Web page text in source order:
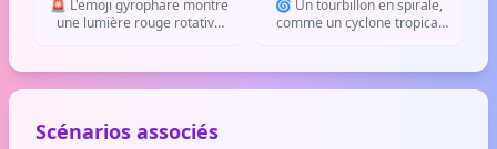
🚨 L'emoji gyrophare montre
une lumière rouge rotative
attirer l'attention sur
quelque chose d'important.
🌀 Un tourbillon en spirale,
comme un cyclone tropical
tempête, de vent ou d'un
tourbillon d'émotions.
Scénarios associés